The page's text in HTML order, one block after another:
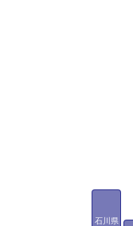
石川県